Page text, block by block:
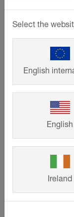
Belagskonstruktion
Betonplatte
Select the
English
English
Ireland